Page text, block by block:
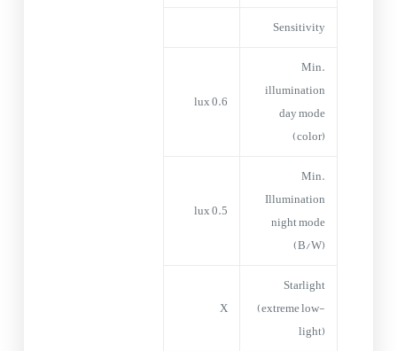
Sensitivity
Min.
illumination
day mode
(color)
0.6 lux
Min.
Illumination
night mode
(B/W)
0.5 lux
Starlight
(extreme low-
light)
X